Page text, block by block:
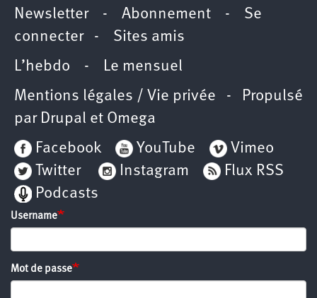
Newsletter- Abonnement - Se
connecter- Sites amis
L’hebdo - Le mensuel
Mentions légales / Vie privée - Propulsé
par Drupal et Omega
Facebook
YouTube
Vimeo
Twitter
Instagram
Flux RSS
Podcasts
Username
Mot de passe